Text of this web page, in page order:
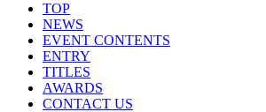
TOP
NEWS
EVENT CONTENTS
ENTRY
TITLES
AWARDS
CONTACT US